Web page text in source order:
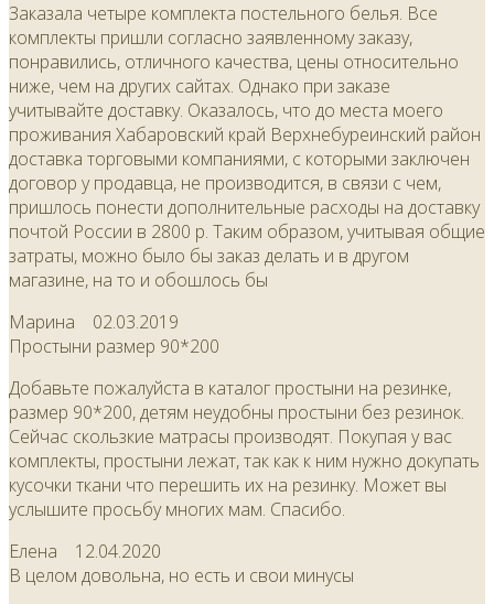
Заказала четыре комплекта постельного белья. Все
комплекты пришли согласно заявленному заказу,
понравились, отличного качества, цены относительно
ниже, чем на других сайтах. Однако при заказе
учитывайте доставку. Оказалось, что до места моего
проживания Хабаровский край Верхнебуреинский район
доставка торговыми компаниями, с которыми заключен
договор у продавца, не производится, в связи с чем,
пришлось понести дополнительные расходы на доставку
почтой России в 2800 р. Таким образом, учитывая общие
затраты, можно было бы заказ делать и в другом
магазине, на то и обошлось бы
Марина 02.03.2019
Простыни размер 90*200
Добавьте пожалуйста в каталог простыни на резинке,
размер 90*200, детям неудобны простыни без резинок.
Сейчас скользкие матрасы производят. Покупая у вас
комплекты, простыни лежат, так как к ним нужно докупать
кусочки ткани что перешить их на резинку. Может вы
услышите просьбу многих мам. Спасибо.
Елена 12.04.2020
В целом довольна, но есть и свои минусы